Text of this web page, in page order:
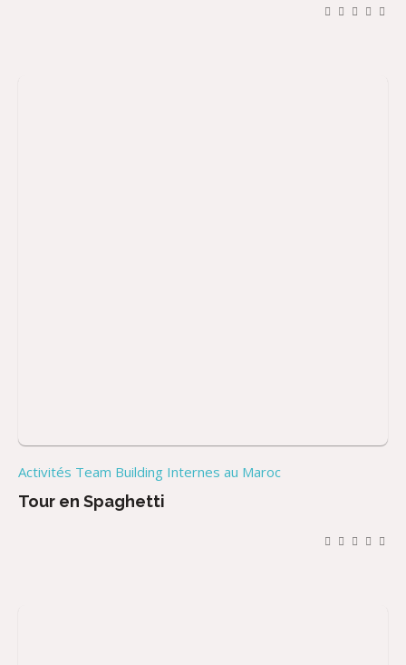
Activités Team Building Internes au Maroc
Tour en Spaghetti